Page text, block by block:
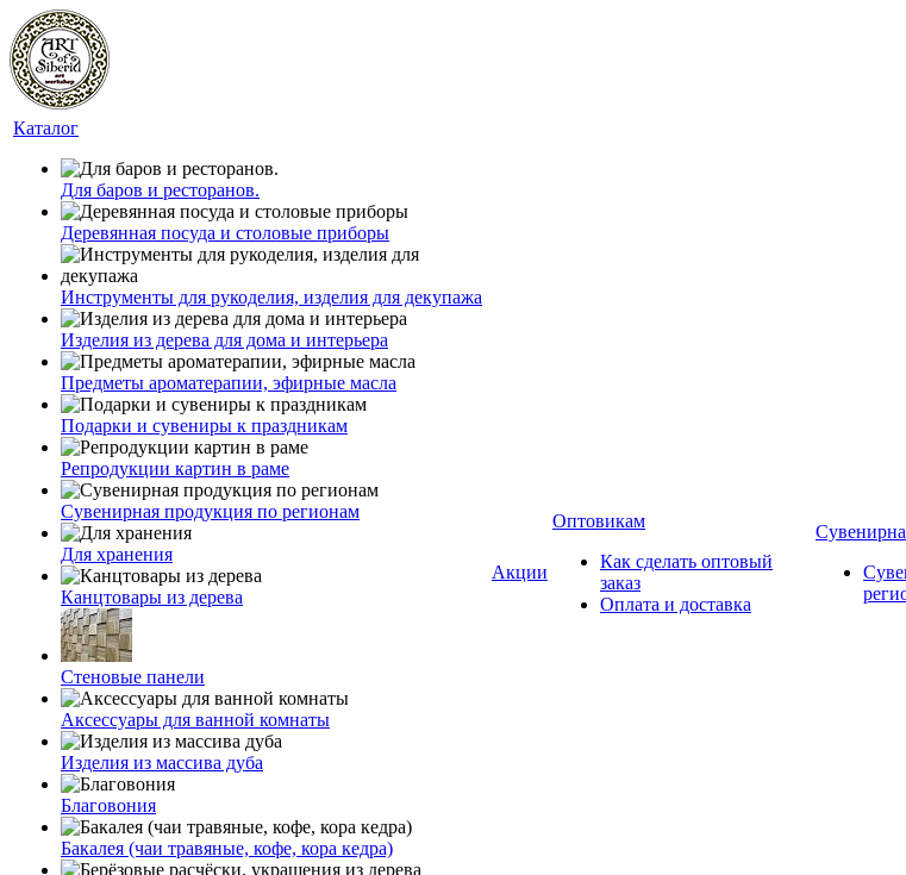
Каталог
Для баров и ресторанов.
Деревянная посуда и столовые приборы
Инструменты для рукоделия, изделия для декупажа
Изделия из дерева для дома и интерьера
Предметы ароматерапии, эфирные масла
Подарки и сувениры к праздникам
Репродукции картин в раме
Сувенирная продукция по регионам
Для хранения
Канцтовары из дерева
Стеновые панели
Аксессуары для ванной комнаты
Изделия из массива дуба
Благовония
Бакалея (чаи травяные, кофе, кора кедра)
Акции
Оптовикам
Как сделать оптовый
заказ
Оплата и доставка